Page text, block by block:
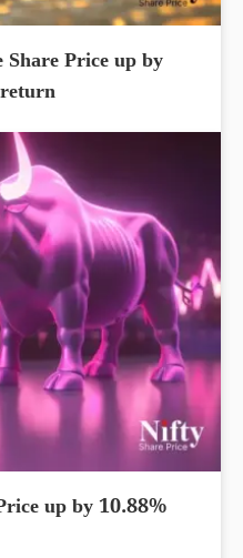
Share Price up by
up by 10.88%